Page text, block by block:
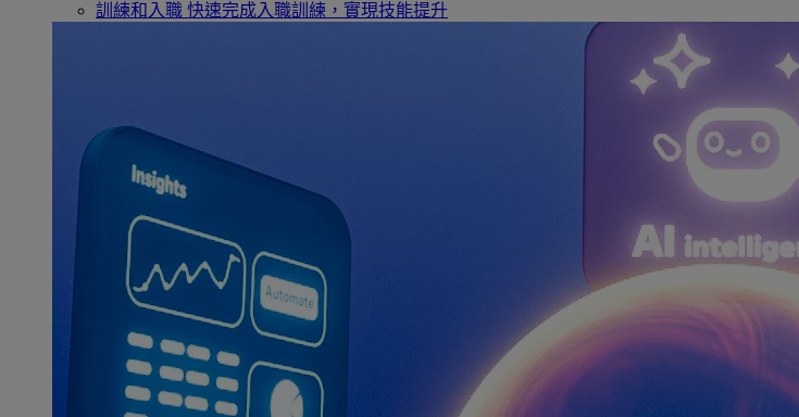
訓練和入職 快速完成入職訓練，實現技能提升